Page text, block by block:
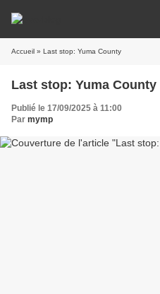
Accueil » Last stop: Yuma County
Last stop: Yuma County
Publié le 17/09/2025 à 11:00
Par mymp